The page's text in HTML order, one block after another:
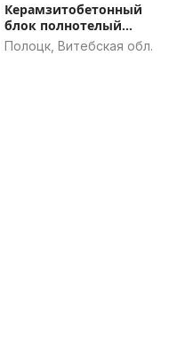
Керамзитобетонный
блок полнотелый
«ПРЕМИУМ» М75
Полоцк, Витебская обл.